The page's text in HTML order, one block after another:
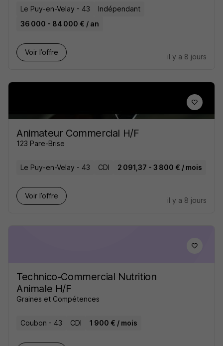
Le Puy-en-Velay - 43
Indépendant
36 000 - 84 000 € / an
Voir l’offre
il y a 8 jours
Animateur Commercial H/F
123 Pare-Brise
Le Puy-en-Velay - 43 CDI 2 091,37 - 3 800 € / mois
Voir l’offre
il y a 8 jours
Technico-Commercial Nutrition
Animale H/F
Graines et Compétences
Coubon - 43 CDI 1 900 € / mois